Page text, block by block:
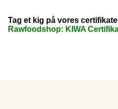
Tag et kig på vores
Rawfoodshop: KIWA